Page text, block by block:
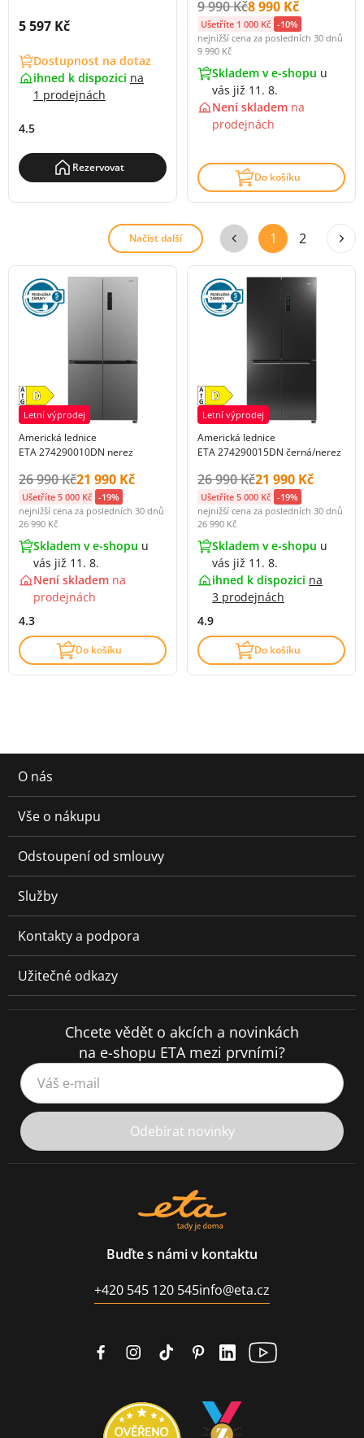
Cena s DPH:
5 597 Kč
Dostupnost na dotaz
ihned k dispozici na
1 prodejnách
4.5
Rezervovat
Původní cena s DPH:
9 990 KčCena s DPH:
8 990 Kč
Ušetříte 1 000 Kč -10%
nejnižší cena za posledních 30 dnů
9 990 Kč
Skladem v e-shopu u
vás již 11. 8.
Není skladem na
prodejnách
Do košíku
Načíst další 1 2
Letní výprodej
Americká lednice
ETA 274290010DN nerez
Původní cena s DPH:
26 990 KčCena s DPH:
21 990 Kč
Ušetříte 5 000 Kč -19%
nejnižší cena za posledních 30 dnů
26 990 Kč
Skladem v e-shopu u
vás již 11. 8.
Není skladem na
prodejnách
4.3
Do košíku
Letní výprodej
Americká lednice
ETA 274290015DN černá/nerez
Původní cena s DPH:
26 990 KčCena s DPH:
21 990 Kč
Ušetříte 5 000 Kč -19%
nejnižší cena za posledních 30 dnů
26 990 Kč
Skladem v e-shopu u
vás již 11. 8.
ihned k dispozici na
3 prodejnách
4.9
Do košíku
O nás
Vše o nákupu
Odstoupení od smlouvy
Služby
Kontakty a podpora
Užitečné odkazy
Chcete vědět o akcích a novinkách
na e-shopu ETA mezi prvními?
Váš e-mail
Odebírat novinky
Buďte s námi v kontaktu
+420 545 120 545info@eta.cz